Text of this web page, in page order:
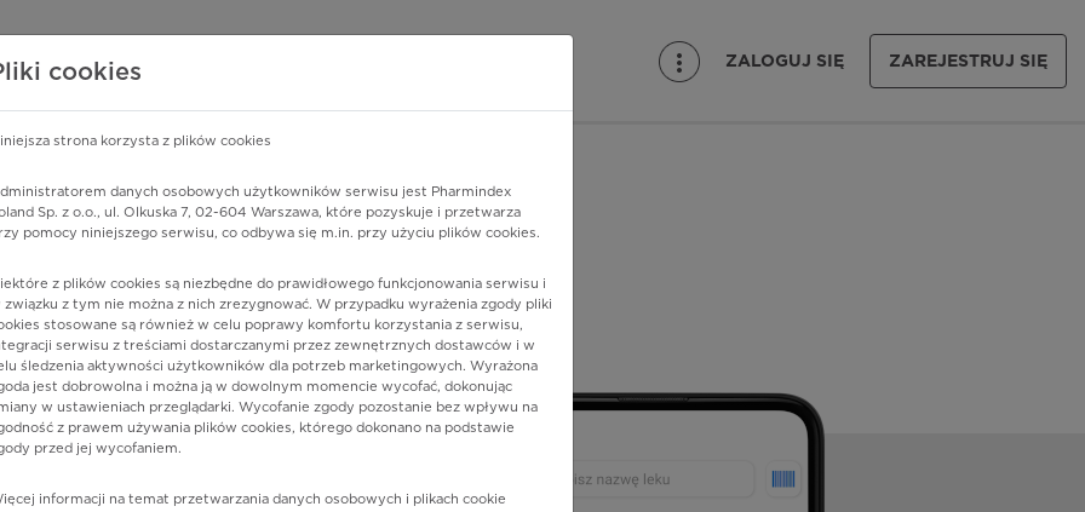
o lekach
PHARMINDEX ZALOGUJ SIĘ ZAREJESTRUJ SIĘ
cookies
strona korzysta z plików cookies
danych osobowych użytkowników serwisu jest Pharmindex
Sp. z o.o., ul. Olkuska 7, 02-604 Warszawa, które pozyskuje i przetwarza
pomocy niniejszego serwisu, co odbywa się m.in. przy użyciu plików cookies.
z plików cookies są niezbędne do prawidłowego funkcjonowania serwisu i
związku z tym nie można z nich zrezygnować. W przypadku wyrażenia zgody pliki
stosowane są również w celu poprawy komfortu korzystania z serwisu,
serwisu z treściami dostarczanymi przez zewnętrznych dostawców i w
śledzenia aktywności użytkowników dla potrzeb marketingowych. Wyrażona
jest dobrowolna i można ją w dowolnym momencie wycofać, dokonując
w ustawieniach przeglądarki. Wycofanie zgody pozostanie bez wpływu na
z prawem używania plików cookies, którego dokonano na podstawie
przed jej wycofaniem.
informacji na temat przetwarzania danych osobowych i plikach cookie